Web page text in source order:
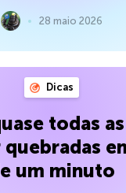
28 maio 2026
Dicas
todas
um minuto